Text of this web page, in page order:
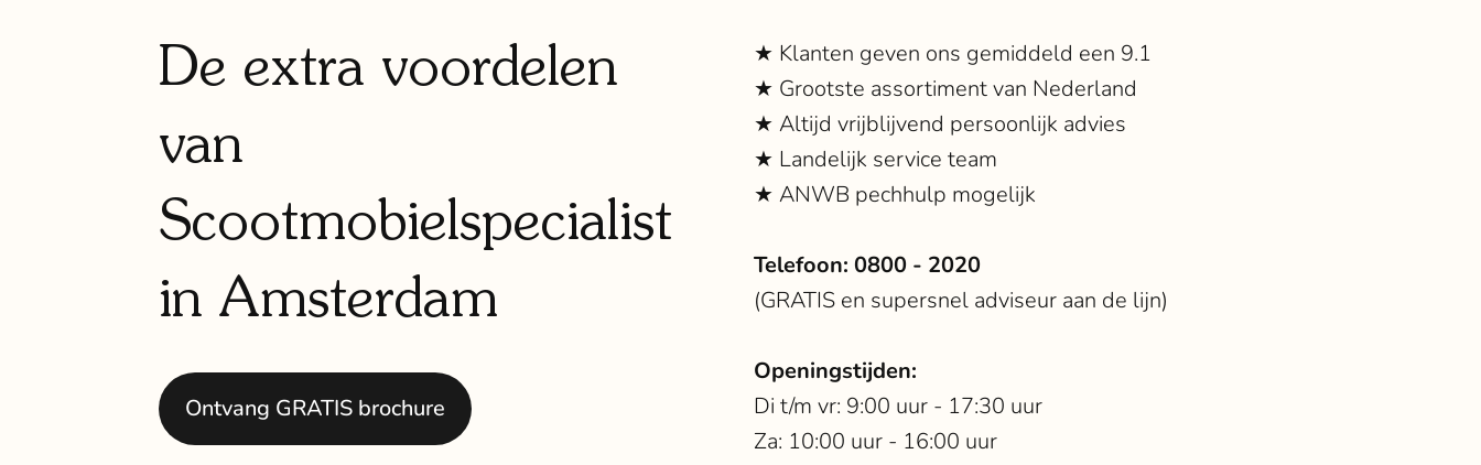
De extra voordelen
van
Scootmobielspecialist
in Amsterdam
Ontvang GRATIS brochure
★ Klanten geven ons gemiddeld een 9.1
★ Grootste assortiment van Nederland
★ Altijd vrijblijvend persoonlijk advies
★ Landelijk service team
★ ANWB pechhulp mogelijk
Telefoon: 0800 - 2020
(GRATIS en supersnel adviseur aan de lijn)
Openingstijden:
Di t/m vr: 9:00 uur - 17:30 uur
Za: 10:00 uur - 16:00 uur